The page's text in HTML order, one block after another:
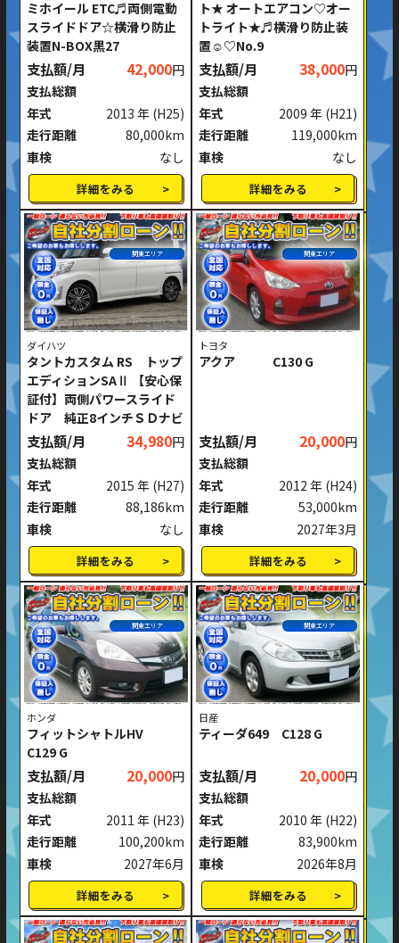
ミホイール ETC♬両側電動
スライドドア☆横滑り防止
装置N-BOX黒27
支払額/月 42,000円
支払総額
年式
2013 年 (H25)
走行距離
80,000km
車検
なし
詳細をみる
ト★ オートエアコン♡オー
トライト★♬横滑り防止装
置☺♡No.9
支払額/月 38,000円
支払総額
年式
2009 年 (H21)
走行距離
119,000km
車検
なし
詳細をみる
関東エリア
ダイハツ
タントカスタム RS トップ
エディションSAⅡ 【安心保
証付】両側パワースライド
ドア 純正8インチＳＤナビ
支払額/月 34,980円
支払総額
年式
2015 年 (H27)
走行距離
88,186km
車検
なし
詳細をみる
関東エリア
トヨタ
アクア C130 G
支払額/月 20,000円
支払総額
年式
2012 年 (H24)
走行距離
53,000km
車検
2027年3月
詳細をみる
関東エリア
ホンダ
フィットシャトルHV
C129 G
支払額/月 20,000円
支払総額
年式
2011 年 (H23)
走行距離
100,200km
車検
2027年6月
詳細をみる
関東エリア
日産
ティーダ649 C128 G
支払額/月 20,000円
支払総額
年式
2010 年 (H22)
走行距離
83,900km
車検
2026年8月
詳細をみる